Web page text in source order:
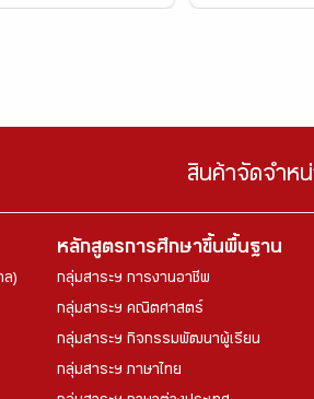
สินค้าจัดจำห
ล)
หลักสูตรการศึกษาขึ้นพื้นฐาน
กลุ่มสาระฯ การงานอาชีพ
กลุ่มสาระฯ คณิตศาสตร์
กลุ่มสาระฯ กิจกรรมพัฒนาผู้เรียน
กลุ่มสาระฯ ภาษาไทย